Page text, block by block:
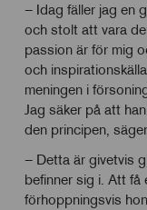
– Idag fäller jag en
och stolt att vara
passion är för mig
och
meningen i
Jag säker på att
den principen,
– Detta är givetvis
befinner sig i. Att få
förhoppningsvis